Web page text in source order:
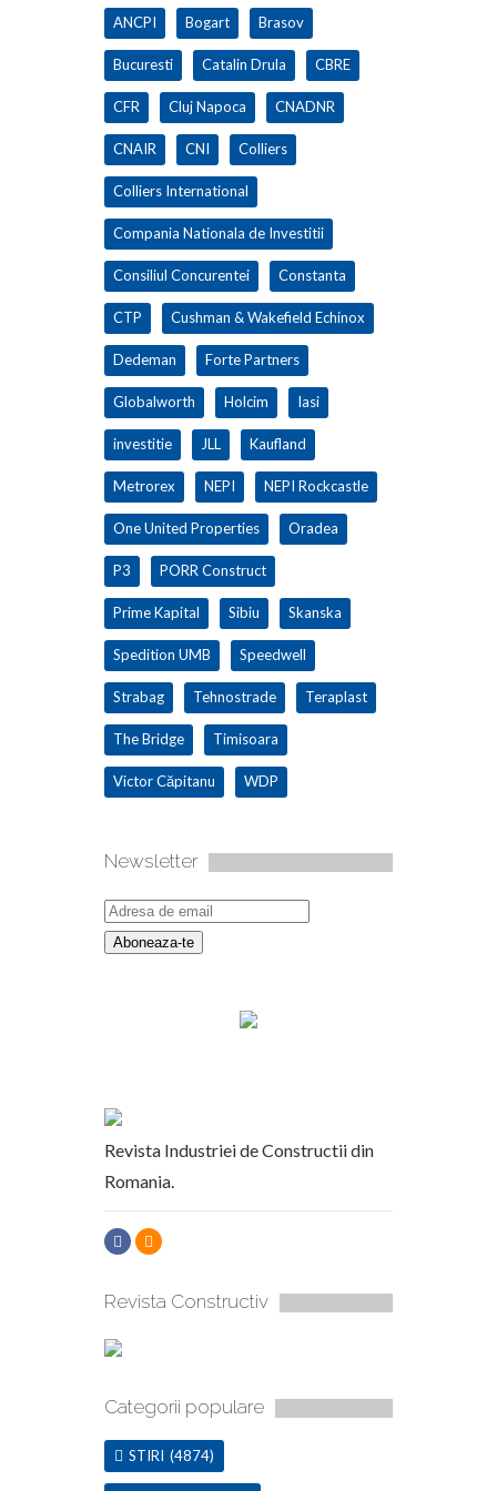
ANCPI Bogart Brasov
Bucuresti Catalin Drula CBRE
CFR Cluj Napoca CNADNR
CNAIR CNI Colliers
Colliers International
Compania Nationala de Investitii
Consiliul Concurentei Constanta
CTP Cushman & Wakefield Echinox
Dedeman Forte Partners
Globalworth Holcim Iasi
investitie JLL Kaufland
Metrorex NEPI NEPI Rockcastle
One United Properties Oradea
P3 PORR Construct
Prime Kapital Sibiu Skanska
Spedition UMB Speedwell
Strabag Tehnostrade Teraplast
The Bridge Timisoara
Victor Căpitanu WDP
Newsletter
Revista Industriei de Constructii din
Romania.
Revista Constructiv
Categorii populare
STIRI (4874)